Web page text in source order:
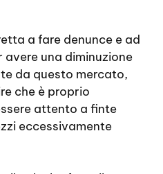
a fare denunce e ad
una diminuzione
da questo mercato,
che è proprio
attento a finte
eccessivamente